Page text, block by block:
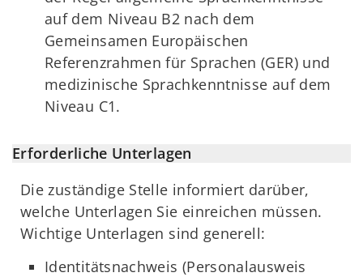
auf dem Niveau B2 nach dem
Gemeinsamen Europäischen
Referenzrahmen für Sprachen (GER) und
medizinische Sprachkenntnisse auf dem
Niveau C1.
Erforderliche Unterlagen
Die zuständige Stelle informiert darüber,
welche Unterlagen Sie einreichen müssen.
Wichtige Unterlagen sind generell:
Identitätsnachweis (Personalausweis